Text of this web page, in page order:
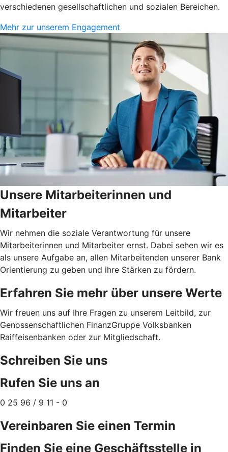
verschiedenen gesellschaftlichen und sozialen Bereichen.
Mehr zur unserem Engagement
Unsere Mitarbeiterinnen und
Mitarbeiter
Wir nehmen die soziale Verantwortung für unsere
Mitarbeiterinnen und Mitarbeiter ernst. Dabei sehen wir es
als unsere Aufgabe an, allen Mitarbeitenden unserer Bank
Orientierung zu geben und ihre Stärken zu fördern.
Erfahren Sie mehr über unsere Werte
Wir freuen uns auf Ihre Fragen zu unserem Leitbild, zur
Genossenschaftlichen FinanzGruppe Volksbanken
Raiffeisenbanken oder zur Mitgliedschaft.
Schreiben Sie uns
Rufen Sie uns an
0 25 96 / 9 11 - 0
Vereinbaren Sie einen Termin
Finden Sie eine Geschäftsstelle in